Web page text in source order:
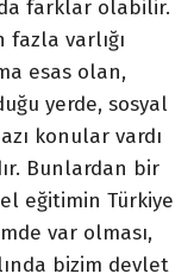
farklar olabilir.
varlığı
esas olan,
yerde, sosyal
konular vardı
Bunlardan bir
eğitimin Türkiye
var olması,
bizim devlet